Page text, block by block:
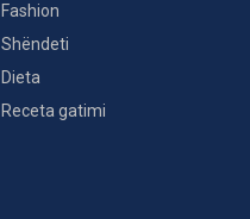
Fashion
Shëndeti
Dieta
Receta gatimi